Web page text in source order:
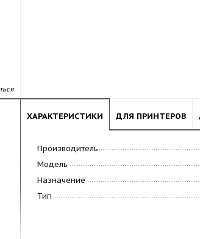
ХАРАКТЕРИСТИКИ ДЛЯ ПРИНТЕРОВ
Производитель
Модель
Назначение
Тип